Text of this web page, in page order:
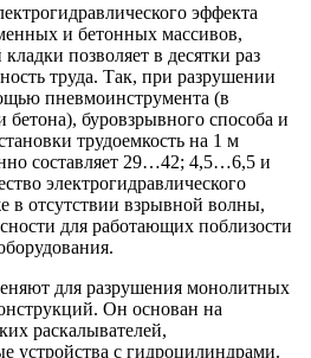
эффекта
и бетонных массивов,
позволяет в десятки раз
труда. Так, при разрушении
пневмоинструмента (в
бетона), буровзрывного способа и
трудоемкость на 1 м
составляет 29…42; 4,5…6,5 и
электрогидравлического
в отсутствии взрывной волны,
для работающих поблизости
для разрушения монолитных
Он основан на
раскалывателей,
устройства с гидроцилиндрами.